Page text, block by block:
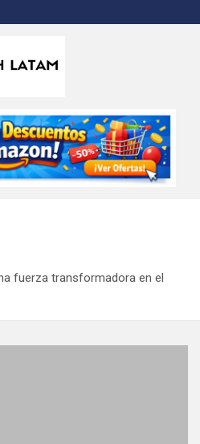
Latam
fuerza transformadora en el